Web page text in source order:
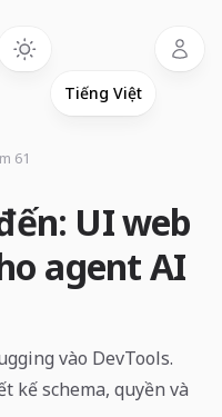
UI web
agent AI
61
vào DevTools.
kế schema, quyền và